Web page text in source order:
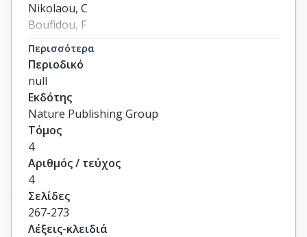
Nikolaou, C
Boufidou, F
Christodoulou, GN
and Smeraldi, E
Περισσότερα
Περιοδικό
null
Εκδότης
Nature Publishing Group
Τόμος
4
Αριθμός / τεύχος
4
Σελίδες
267-273
Λέξεις-κλειδιά